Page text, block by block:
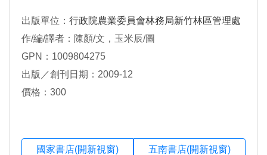
出版單位： 行政院農業委員會林務局新竹林區管理處
作/編/譯者：陳顏/文，玉米辰/圖
GPN：1009804275
出版／創刊日期：2009-12
價格：300
國家書店(開新視窗) 五南書店(開新視窗)